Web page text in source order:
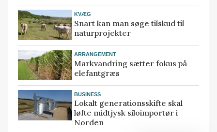
KVÆG
Snart kan man søge tilskud til
naturprojekter
ARRANGEMENT
Markvandring sætter fokus på
elefantgræs
BUSINESS
Lokalt generationsskifte skal
løfte midtjysk siloimportør i
Norden